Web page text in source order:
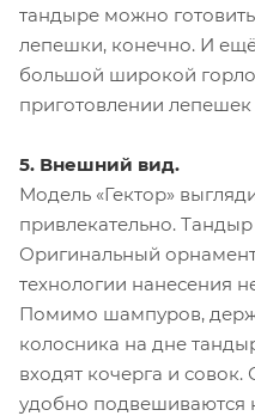
тандыре можно
лепешки, конечно. И
большой широкой
приготовлении лепешек
5. Внешний вид.
Модель «Гектор»
привлекательно.
Оригинальный
технологии нанесения
Помимо шампуров,
колосника на дне
входят кочерга и
удобно подвешиваются